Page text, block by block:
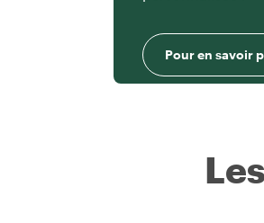
Pour en savoir